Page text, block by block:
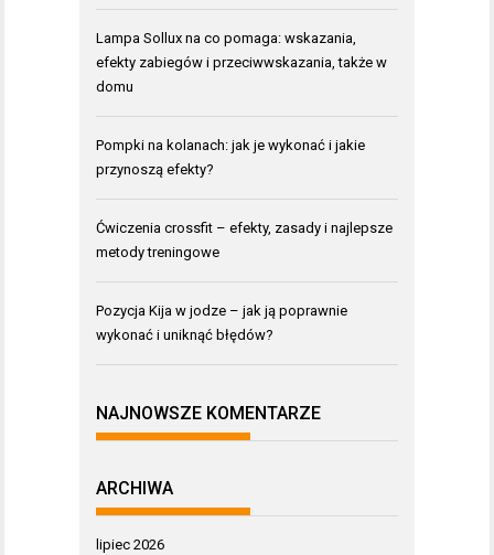
Lampa Sollux na co pomaga: wskazania,
efekty zabiegów i przeciwwskazania, także w
domu
Pompki na kolanach: jak je wykonać i jakie
przynoszą efekty?
Ćwiczenia crossfit – efekty, zasady i najlepsze
metody treningowe
Pozycja Kija w jodze – jak ją poprawnie
wykonać i uniknąć błędów?
NAJNOWSZE KOMENTARZE
ARCHIWA
lipiec 2026